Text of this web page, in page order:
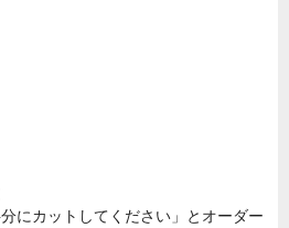
分にカットしてください」とオーダー